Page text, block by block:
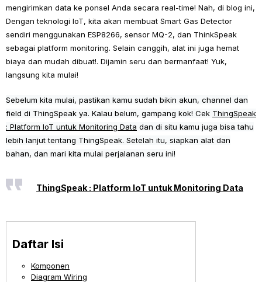
mengirimkan data ke ponsel Anda secara real-time! Nah, di blog ini,
Dengan teknologi IoT, kita akan membuat Smart Gas Detector
sendiri menggunakan ESP8266, sensor MQ-2, dan ThinkSpeak
sebagai platform monitoring. Selain canggih, alat ini juga hemat
biaya dan mudah dibuat!. Dijamin seru dan bermanfaat! Yuk,
langsung kita mulai!
Sebelum kita mulai, pastikan kamu sudah bikin akun, channel dan
field di ThingSpeak ya. Kalau belum, gampang kok! Cek ThingSpeak
: Platform IoT untuk Monitoring Data dan di situ kamu juga bisa tahu
lebih lanjut tentang ThingSpeak. Setelah itu, siapkan alat dan
bahan, dan mari kita mulai perjalanan seru ini!
ThingSpeak : Platform IoT untuk Monitoring Data
Daftar Isi
Komponen
Diagram Wiring